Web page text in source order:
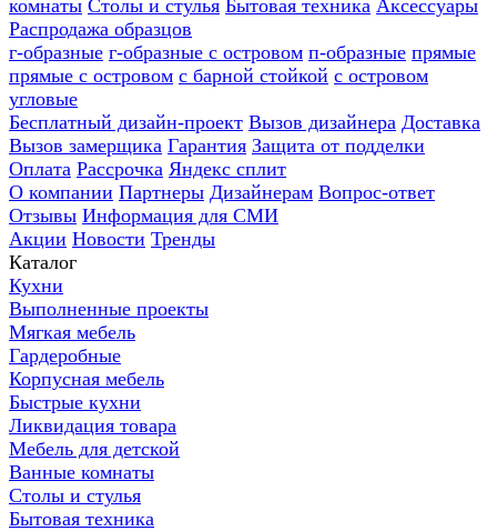
комнаты Столы и стулья Бытовая техника Аксессуары
Распродажа образцов
г-образные г-образные с островом п-образные прямые
прямые с островом с барной стойкой с островом
угловые
Бесплатный дизайн-проект Вызов дизайнера Доставка
Вызов замерщика Гарантия Защита от подделки
Оплата Рассрочка Яндекс сплит
О компании Партнеры Дизайнерам Вопрос-ответ
Отзывы Информация для СМИ
Акции Новости Тренды
Каталог
Кухни
Выполненные проекты
Мягкая мебель
Гардеробные
Корпусная мебель
Быстрые кухни
Ликвидация товара
Мебель для детской
Ванные комнаты
Столы и стулья
Бытовая техника